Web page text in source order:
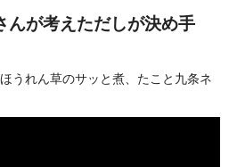
んが考えただしが決め手
うれん草のサッと煮、たこと九条ネ